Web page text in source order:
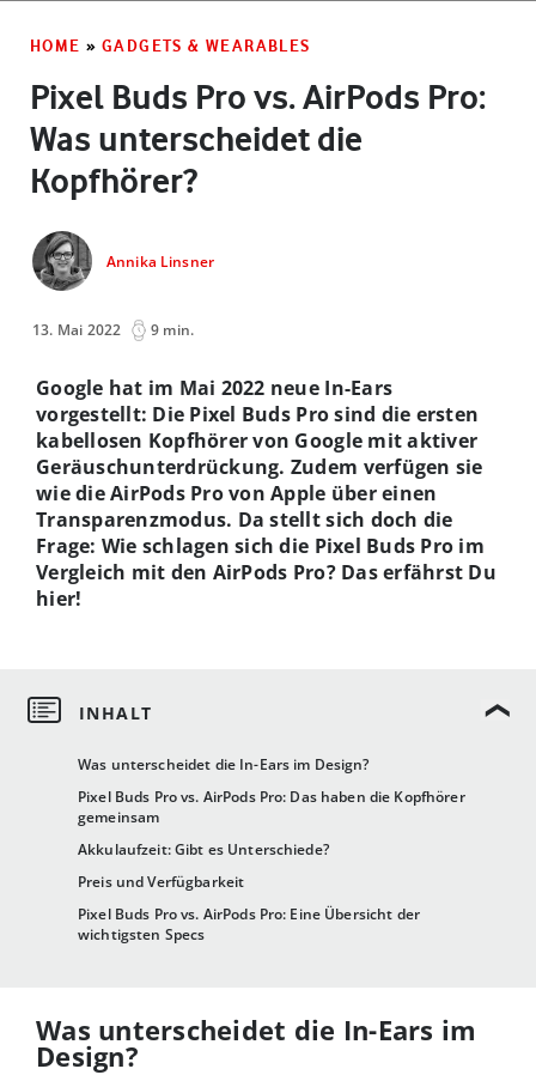
HOME » GADGETS & WEARABLES
Pixel Buds Pro vs. AirPods Pro:
Was unterscheidet die
Kopfhörer?
Annika Linsner
13. Mai 2022 9 min.
Was unterscheidet die In-Ears im Design?
Pixel Buds Pro vs. AirPods Pro: Das haben die Kopfhörer
gemeinsam
Akkulaufzeit: Gibt es Unterschiede?
Preis und Verfügbarkeit
Pixel Buds Pro vs. AirPods Pro: Eine Übersicht der
wichtigsten Specs
Google hat im Mai 2022 neue In-Ears
vorgestellt: Die Pixel Buds Pro sind die ersten
kabellosen Kopfhörer von Google mit aktiver
Geräuschunterdrückung. Zudem verfügen sie
wie die AirPods Pro von Apple über einen
Transparenzmodus. Da stellt sich doch die
Frage: Wie schlagen sich die Pixel Buds Pro im
Vergleich mit den AirPods Pro? Das erfährst Du
hier!
Was unterscheidet die In-Ears im
Design?